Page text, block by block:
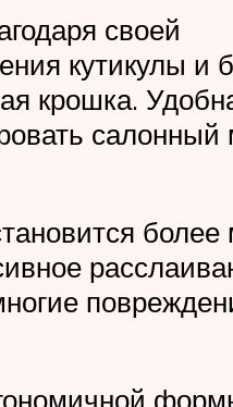
своей
кутикулы и
крошка.
более